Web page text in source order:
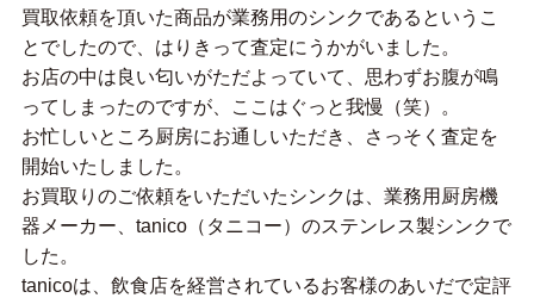
買取依頼を頂いた商品が業務用のシンクであるというこ
とでしたので、はりきって査定にうかがいました。
お店の中は良い匂いがただよっていて、思わずお腹が鳴
ってしまったのですが、ここはぐっと我慢（笑）。
お忙しいところ厨房にお通しいただき、さっそく査定を
開始いたしました。
お買取りのご依頼をいただいたシンクは、業務用厨房機
器メーカー、tanico（タニコー）のステンレス製シンクで
した。
tanicoは、飲食店を経営されているお客様のあいだで定評